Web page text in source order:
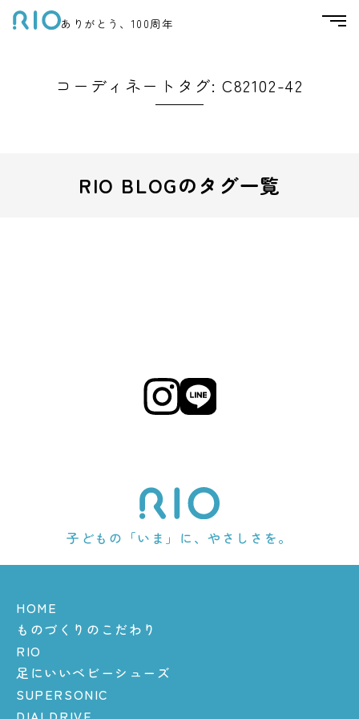
ありがとう、100周年
コーディネートタグ:C82102-42
RIO BLOGのタグ一覧
子どもの「いま」に、やさしさを。
HOME
ものづくりのこだわり
RIO
足にいいベビーシューズ
SUPERSONIC